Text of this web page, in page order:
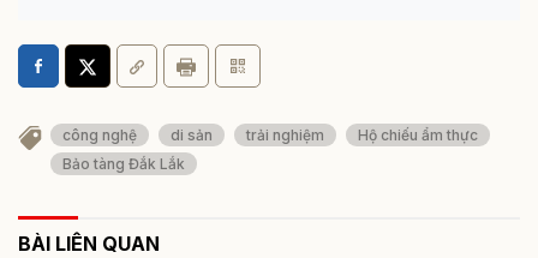
công nghệ di sản trải nghiệm
Hộ chiếu ẩm thực
Bảo tàng Đắk Lắk
BÀI LIÊN QUAN